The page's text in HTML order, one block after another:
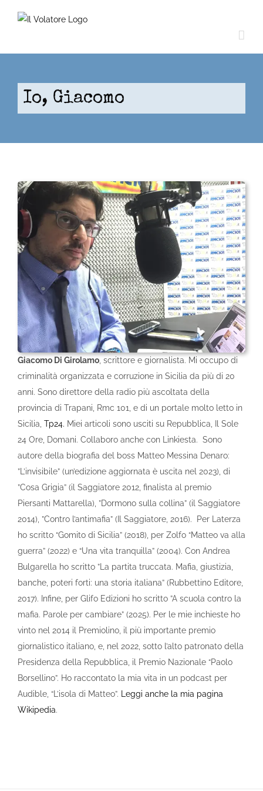
Io, Giacomo
Giacomo Di Girolamo , scrittore e giornalista. Mi occupo di
criminalità organizzata e corruzione in Sicilia da più di 20
anni. Sono direttore della radio più ascoltata della
provincia di Trapani, Rmc 101, e di un portale molto letto in
Sicilia, Tp24. Miei articoli sono usciti su Repubblica, Il Sole
24 Ore, Domani. Collaboro anche con Linkiesta. Sono
autore della biografia del boss Matteo Messina Denaro:
”L’invisibile” (un’edizione aggiornata è uscita nel 2023), di
”Cosa Grigia” (il Saggiatore 2012, finalista al premio
Piersanti Mattarella), ”Dormono sulla collina” (il Saggiatore
2014), ”Contro l’antimafia” (Il Saggiatore, 2016). Per Laterza
ho scritto “Gomito di Sicilia” (2018), per Zolfo “Matteo va alla
guerra” (2022) e “Una vita tranquilla” (2004). Con Andrea
Bulgarella ho scritto ”La partita truccata. Mafia, giustizia,
banche, poteri forti: una storia italiana” (Rubbettino Editore,
2017). Infine, per Glifo Edizioni ho scritto ”A scuola contro la
mafia. Parole per cambiare” (2025). Per le mie inchieste ho
vinto nel 2014 il Premiolino, il più importante premio
giornalistico italiano, e, nel 2022, sotto l’alto patronato della
Presidenza della Repubblica, il Premio Nazionale “Paolo
Borsellino”. Ho raccontato la mia vita in un podcast per
Audible, “L’isola di Matteo”.
Leggi anche la mia pagina
Wikipedia.